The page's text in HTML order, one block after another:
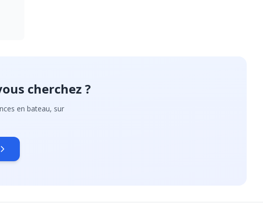
cherchez ?
en bateau, sur